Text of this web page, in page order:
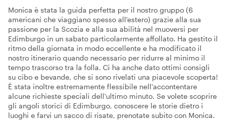
Monica è stata la guida perfetta per il nostro gruppo (6
americani che viaggiano spesso all'estero) grazie alla sua
passione per la Scozia e alla sua abilità nel muoversi per
Edimburgo in un sabato particolarmente affollato. Ha gestito il
ritmo della giornata in modo eccellente e ha modificato il
nostro itinerario quando necessario per ridurre al minimo il
tempo trascorso tra la folla. Ci ha anche dato ottimi consigli
su cibo e bevande, che si sono rivelati una piacevole scoperta!
È stata inoltre estremamente flessibile nell'accontentare
alcune richieste speciali dell'ultimo minuto. Se volete scoprire
gli angoli storici di Edimburgo, conoscere le storie dietro i
luoghi e farvi un sacco di risate, prenotate subito con Monica.